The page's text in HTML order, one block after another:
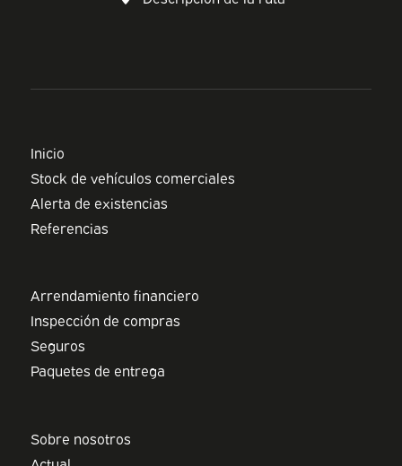
Inicio
Stock de vehículos comerciales
Alerta de existencias
Referencias
Arrendamiento financiero
Inspección de compras
Seguros
Paquetes de entrega
Sobre nosotros